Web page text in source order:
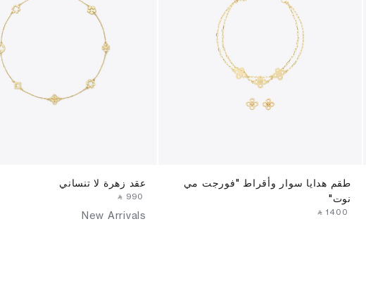
طقم هدايا سوار وأقراط "فورجت مي
نوت"
‎ ⃁ ⁦1400⁩ ‎
عقد زهرة لا تنساني
‎ ⃁ ⁦990⁩ ‎
New Arrivals